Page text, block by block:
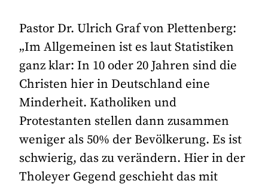
Pastor Dr. Ulrich Graf von Plettenberg:
„Im Allgemeinen ist es laut Statistiken
ganz klar: In 10 oder 20 Jahren sind die
Christen hier in Deutschland eine
Minderheit. Katholiken und
Protestanten stellen dann zusammen
weniger als 50% der Bevölkerung. Es ist
schwierig, das zu verändern. Hier in der
Tholeyer Gegend geschieht das mit